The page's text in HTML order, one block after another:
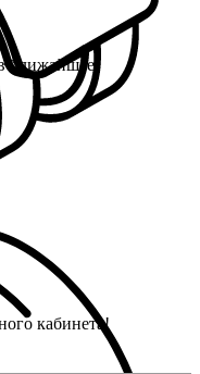
ближайшее
кабинета!